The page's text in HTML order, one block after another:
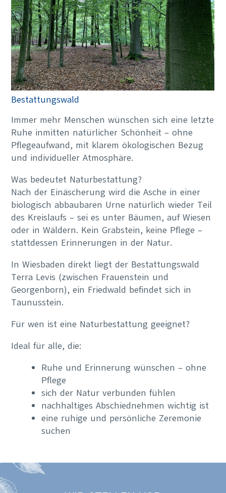
Bestattungswald
Immer mehr Menschen wünschen sich eine letzte
Ruhe inmitten natürlicher Schönheit – ohne
Pflegeaufwand, mit klarem ökologischen Bezug
und individueller Atmosphäre.
Was bedeutet Naturbestattung?
Nach der Einäscherung wird die Asche in einer
biologisch abbaubaren Urne natürlich wieder Teil
des Kreislaufs – sei es unter Bäumen, auf Wiesen
oder in Wäldern. Kein Grabstein, keine Pflege –
stattdessen Erinnerungen in der Natur.
In Wiesbaden direkt liegt der Bestattungswald
Terra Levis (zwischen Frauenstein und
Georgenborn), ein Friedwald befindet sich in
Taunusstein.
Für wen ist eine Naturbestattung geeignet?
Ideal für alle, die:
Ruhe und Erinnerung wünschen – ohne
Pflege
sich der Natur verbunden fühlen
nachhaltiges Abschiednehmen wichtig ist
eine ruhige und persönliche Zeremonie
suchen